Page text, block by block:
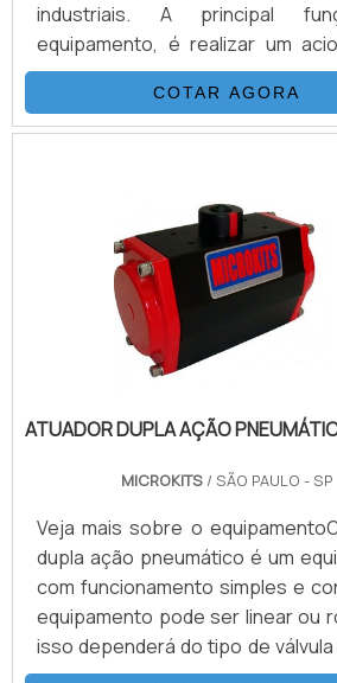
industriais. A principal
equipamento, é realizar um
automaticamente a
distância, quando nas
pode ser feito em forma
como acionamento de
uso de acessórios).O
uma alimentação feita
comprim.
COTAR AGORA
ATUADOR DUPLA AÇÃO
MICROKITS/ SÃO PAULO - SP
Veja mais sobre o
dupla ação pneumático é um
com funcionamento simples e
equipamento pode ser linear ou
isso dependerá do tipo de
aplicado. Seu acionamento é